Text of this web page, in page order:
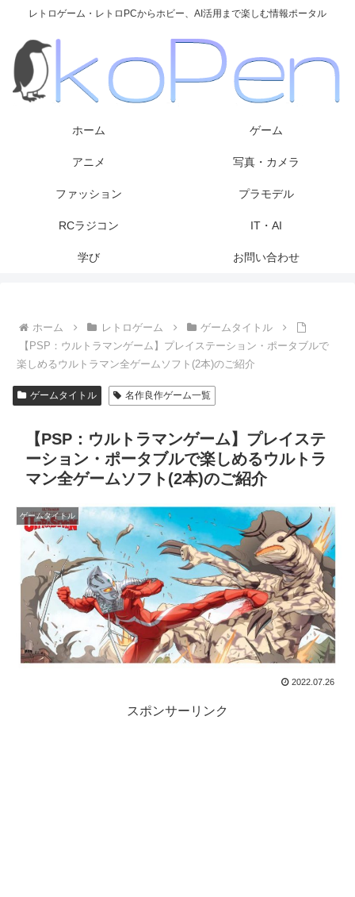
レトロゲーム・レトロPCからホビー、AI活用まで楽しむ情報ポータル
ホーム ゲーム
アニメ 写真・カメラ
ファッション プラモデル
RCラジコン IT・AI
学び お問い合わせ
ホーム レトロゲーム
ゲームタイトル
【PSP：ウルトラマンゲーム】プレイステーション・ポータブルで
楽しめるウルトラマン全ゲームソフト(2本)のご紹介
ゲームタイトル 名作良作ゲーム一覧
【PSP：ウルトラマンゲーム】プレイステ
ーション・ポータブルで楽しめるウルトラ
マン全ゲームソフト(2本)のご紹介
ゲームタイトル
2022.07.26
スポンサーリンク